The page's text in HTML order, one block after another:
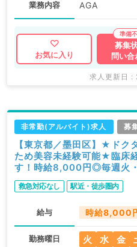
業務内容 AGA
お気に入り
募集
問い合
求人更新日
非常勤(アルバイト)求人 募
【東京都／墨田区】★ドク
ため美容未経験可能★臨床
す！時給8,000円◎毎週火
お好きな曜日でのご勤務（
救急対応なし 駅近・徒歩圏内
給与 時給8,000
勤務曜日 火 水 金